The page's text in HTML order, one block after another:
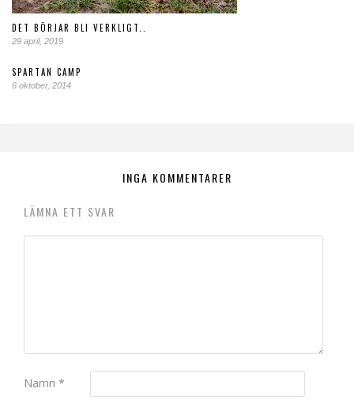
DET BÖRJAR BLI VERKLIGT..
29 april, 2019
SPARTAN CAMP
6 oktober, 2014
INGA KOMMENTARER
LÄMNA ETT SVAR
Namn *